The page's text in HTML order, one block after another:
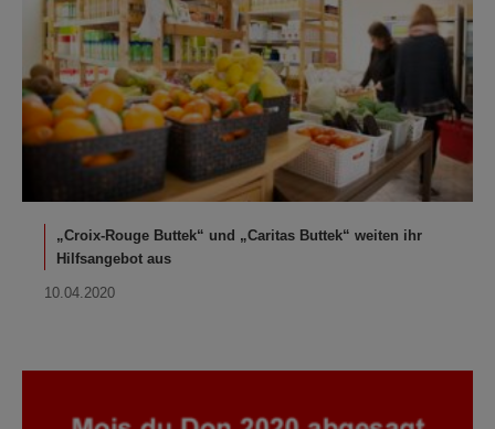
„Croix-Rouge Buttek“ und „Caritas Buttek“ weiten ihr
Hilfsangebot aus
10.04.2020